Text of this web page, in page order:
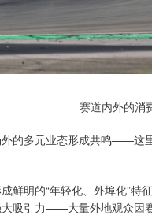
赛道内外的消
的多元业态形成共鸣——这
鲜明的“年轻化、外埠化”
吸引力——大量外地观众因